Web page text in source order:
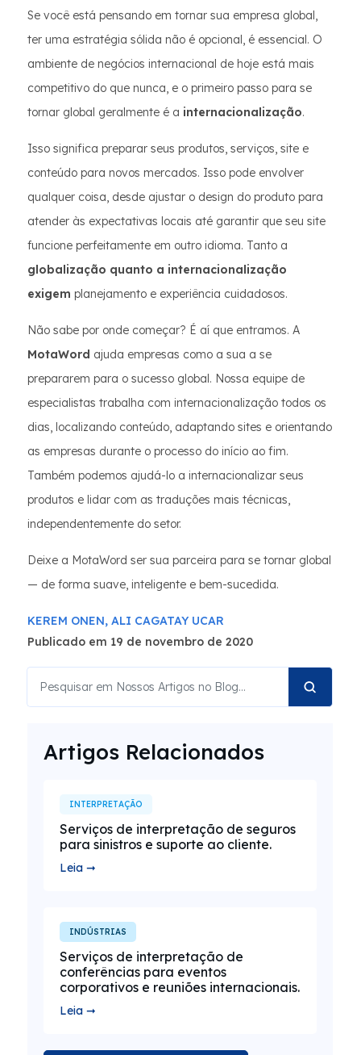
Se você está pensando em tornar sua empresa global,
ter uma estratégia sólida não é opcional, é essencial. O
ambiente de negócios internacional de hoje está mais
competitivo do que nunca, e o primeiro passo para se
tornar global geralmente é a internacionalização.
Isso significa preparar seus produtos, serviços, site e
conteúdo para novos mercados. Isso pode envolver
qualquer coisa, desde ajustar o design do produto para
atender às expectativas locais até garantir que seu site
funcione perfeitamente em outro idioma. Tanto a
globalização quanto a internacionalização
exigem planejamento e experiência cuidadosos.
Não sabe por onde começar? É aí que entramos. A
MotaWord ajuda empresas como a sua a se
prepararem para o sucesso global. Nossa equipe de
especialistas trabalha com internacionalização todos os
dias, localizando conteúdo, adaptando sites e orientando
as empresas durante o processo do início ao fim.
Também podemos ajudá-lo a internacionalizar seus
produtos e lidar com as traduções mais técnicas,
independentemente do setor.
Deixe a MotaWord ser sua parceira para se tornar global
— de forma suave, inteligente e bem-sucedida.
KEREM ONEN, ALI CAGATAY UCAR
Publicado em 19 de novembro de 2020
Artigos Relacionados
INTERPRETAÇÃO
Serviços de interpretação de seguros
para sinistros e suporte ao cliente.
Leia ➞
INDÚSTRIAS
Serviços de interpretação de
conferências para eventos
corporativos e reuniões internacionais.
Leia ➞